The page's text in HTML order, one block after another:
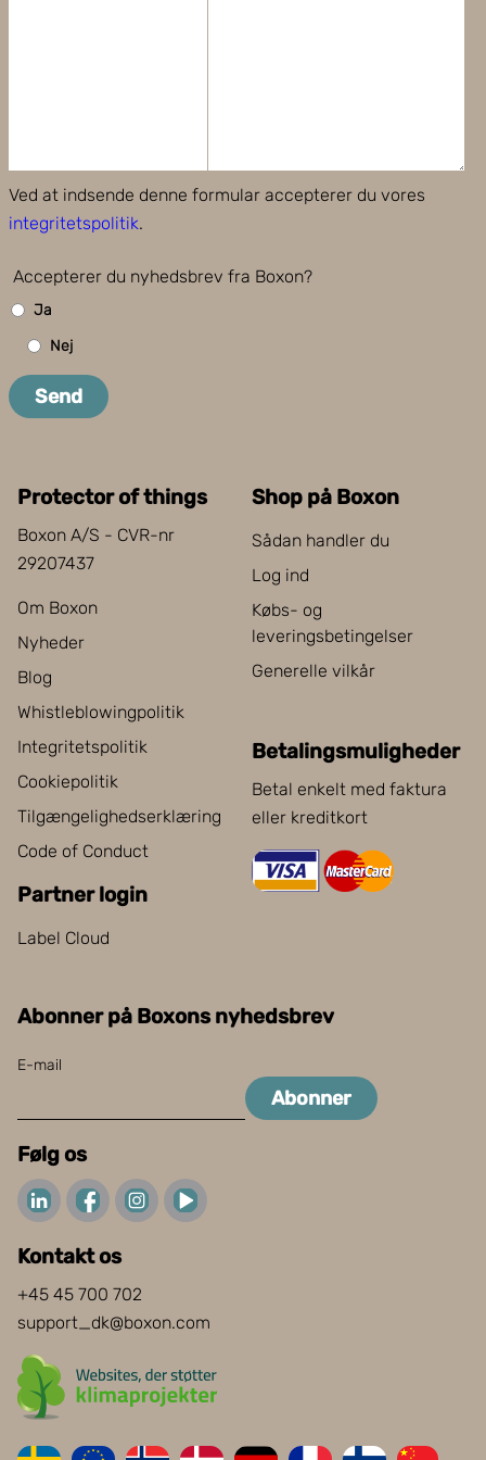
Ved at indsende denne formular accepterer du vores
integritetspolitik.
Accepterer du nyhedsbrev fra Boxon?
Ja
Nej
Send
Protector of things
Boxon A/S - CVR-nr
29207437
Om Boxon
Nyheder
Blog
Whistleblowingpolitik
Integritetspolitik
Cookiepolitik
Tilgængelighedserklæring
Code of Conduct
Partner login
Label Cloud
Shop på Boxon
Sådan handler du
Log ind
Købs- og
leveringsbetingelser
Generelle vilkår
Betalingsmuligheder
Betal enkelt med faktura
eller kreditkort
Abonner på Boxons nyhedsbrev
E-mail
Abonner
Følg os
Kontakt os
+45 45 700 702
support_dk@boxon.com